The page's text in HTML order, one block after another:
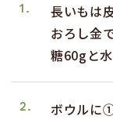
1.
長いもは
おろし金
糖60gと
2. ボウルに